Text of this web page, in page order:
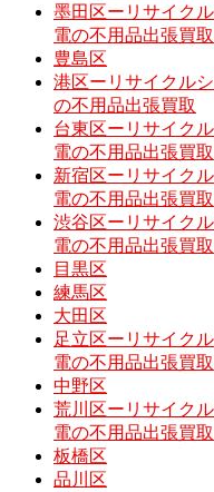
墨田区ーリサイク
電の不用品出張買取
豊島区
港区ーリサイクル
の不用品出張買取
台東区ーリサイク
電の不用品出張買取
新宿区ーリサイク
電の不用品出張買取
渋谷区ーリサイク
電の不用品出張買取
目黒区
練馬区
大田区
足立区ーリサイク
電の不用品出張買取
中野区
荒川区ーリサイク
電の不用品出張買取
板橋区
品川区